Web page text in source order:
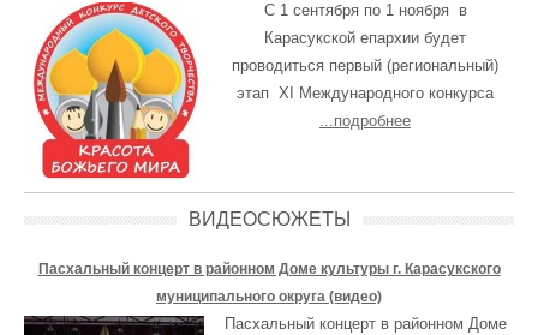
С 1 сентября по 1 ноября в
Карасукской епархии будет
проводиться первый (региональный)
этап XI Международного конкурса
...подробнее
ВИДЕОСЮЖЕТЫ
Пасхальный концерт в районном Доме культуры г. Карасукского
муниципального округа (видео)
Пасхальный концерт в районном Доме